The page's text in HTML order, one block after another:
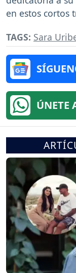
en estos cortos
TAGS: Sara
ÚNETE